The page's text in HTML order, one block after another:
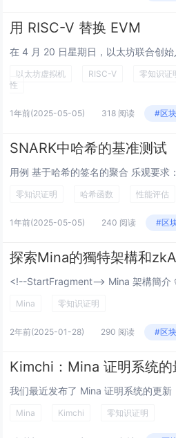
用 RISC-V 替换 EVM
以太坊虚拟机 RISC-V 零知识证
性
1年前(2025-05-05) 318 阅读 #区
SNARK中哈希的基准测试
零知识证明 哈希函数 性能评估
1年前(2025-05-05) 240 阅读 #区
探索Mina的獨特架構和
Mina 零知识证明
2年前(2025-01-28) 290 阅读 #区
Kimchi：Mina 证明系统的
Mina Kimchi 零知识证明